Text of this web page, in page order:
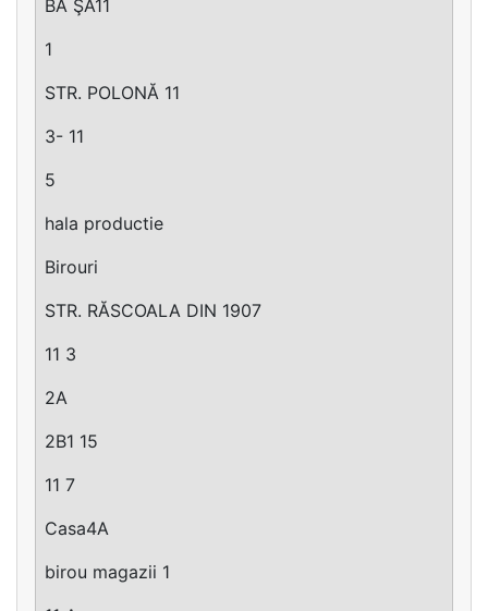
BA ŞA11
1
STR. POLONĂ 11
3- 11
5
hala productie
Birouri
STR. RĂSCOALA DIN 1907
11 3
2A
2B1 15
11 7
Casa4A
birou magazii 1